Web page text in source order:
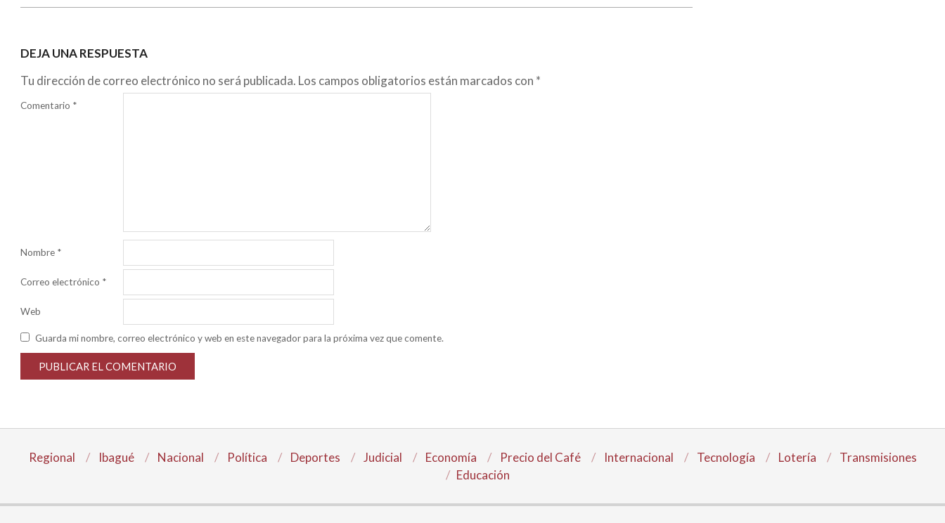
DEJA UNA RESPUESTA
Tu dirección de correo electrónico no será publicada. Los campos obligatorios están marcados con *
Comentario *
Nombre *
Correo electrónico *
Web
Guarda mi nombre, correo electrónico y web en este navegador para la próxima vez que comente.
Regional Ibagué Nacional Política Deportes Judicial Economía Precio del Café Internacional Tecnología Lotería
Transmisiones
Educación